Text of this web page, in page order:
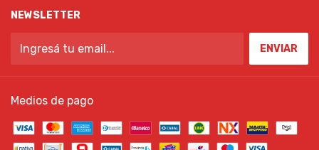
NEWSLETTER
Medios de pago